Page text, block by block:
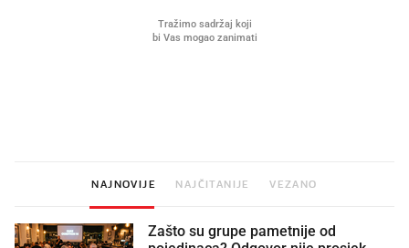
NAJNOVIJE NAJČITANIJE VEZANO
Zašto su grupe pametnije od